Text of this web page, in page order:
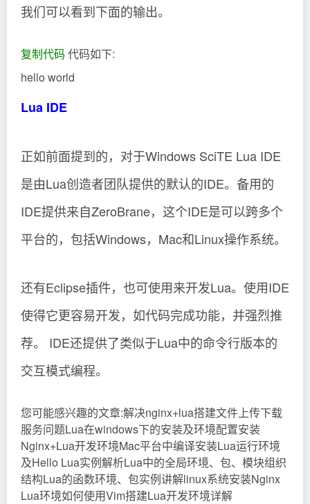
我们可以看到下面的输出。
复制代码 代码如下:
hello world
Lua IDE
正如前面提到的，对于Windows SciTE Lua IDE
是由Lua创造者团队提供的默认的IDE。备用的
IDE提供来自ZeroBrane，这个IDE是可以跨多个
平台的，包括Windows，Mac和Linux操作系统。
还有Eclipse插件，也可使用来开发Lua。使用IDE
使得它更容易开发，如代码完成功能，并强烈推
荐。 IDE还提供了类似于Lua中的命令行版本的
交互模式编程。
您可能感兴趣的文章:解决nginx+lua搭建文件上传下载
服务问题Lua在windows下的安装及环境配置安装
Nginx+Lua开发环境Mac平台中编译安装Lua运行环境
及Hello Lua实例解析Lua中的全局环境、包、模块组织
结构Lua的函数环境、包实例讲解linux系统安装Nginx
Lua环境如何使用Vim搭建Lua开发环境详解